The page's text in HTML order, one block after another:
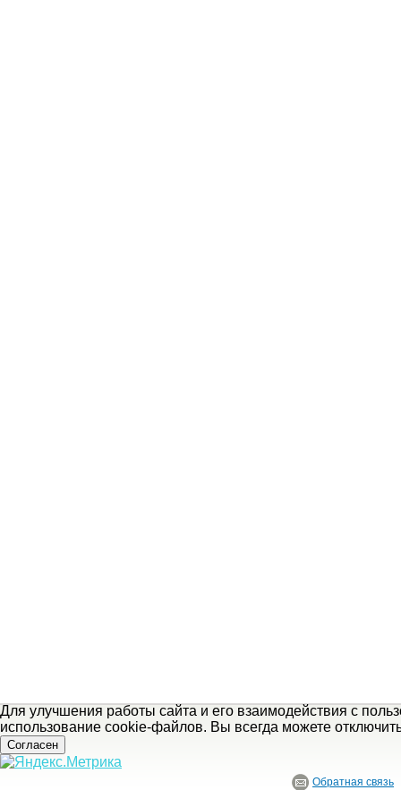
Для улучшения работы сайта и его взаимодействия с
использование cookie-файлов. Вы всегда можете
Согласен
Обратная связь